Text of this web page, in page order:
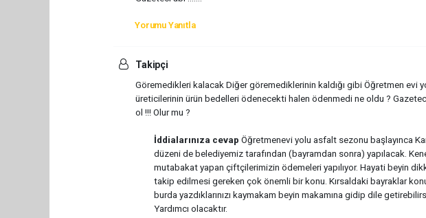
Yorumu Yanıtla
Takipçi
Göremedikleri kalacak Diğer göremediklerinin kaldığı gibi Öğretmen evi
üreticilerinin ürün bedelleri ödenecekti halen ödenmedi ne oldu ?
ol !!! Olur mu ?
İddialarınıza cevap Öğretmenevi yolu asfalt sezonu başlayınca
düzeni de belediyemiz tarafından (bayramdan sonra) yapılacak.
mutabakat yapan çiftçilerimizin ödemeleri yapılıyor. Hayati beyin
takip edilmesi gereken çok önemli bir konu. Kırsaldaki bayraklar
burda yazdıklarınızı kaymakam beyin makamına gidip dile
Yardımcı olacaktır.